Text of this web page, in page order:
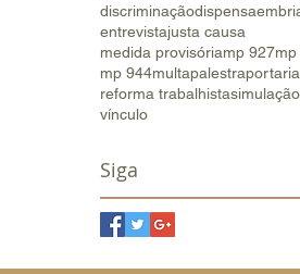
discriminaçãodispensa
entrevistajusta causa
medida provisóriamp 927
mp 944multapalestra
reforma trabalhistasimulação
vínculo
Siga